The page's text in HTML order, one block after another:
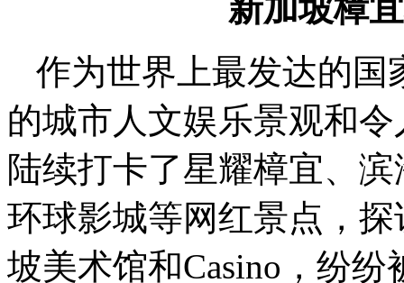
新加坡樟
作为世界上最发达的国
的城市人文娱乐景观和
陆续打卡了星耀樟宜、滨
环球影城等网红景点，
坡美术馆和Casino，纷